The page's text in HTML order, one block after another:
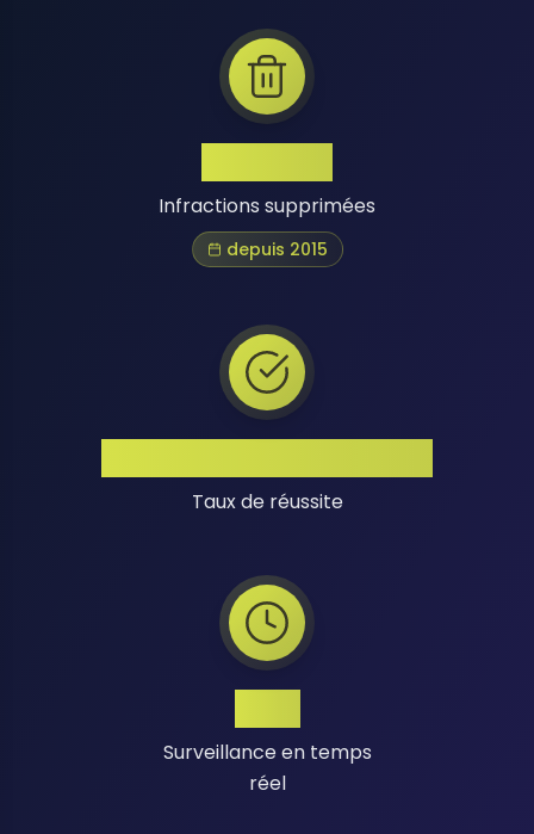
Infractions supprimées
depuis 2015
Taux de réussite
Surveillance en temps
réel